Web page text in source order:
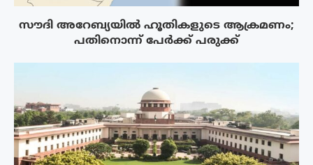
സൗദി അറേബ്യയിൽ ഹൂതികളുടെ ആക്രമണം;
പതിനൊന്ന് പേർക്ക് പരുക്ക്